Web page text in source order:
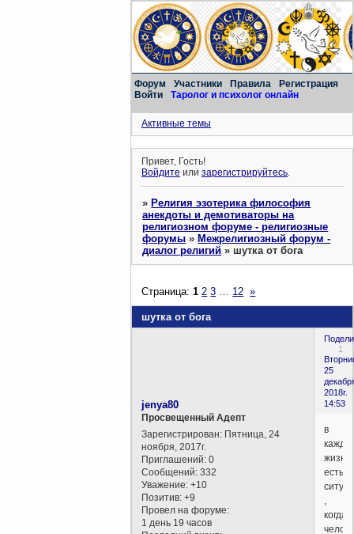
Форум Участники Правила
Регистрация
Войти
Таролог и психолог онлайн
Активные темы
Привет, Гость!
Войдите илизарегистрируйтесь.
»Религия эзотерика философия
анекдоты и демотиваторы на
религиозном форуме - религиозные
форумы »Межрелигиозный форум -
диалог религий » шутка от бога
шутка от бога
Страница:1 2 3 12 »
1
25
2018г.
14:53
jenya80
Просвещенный Адепт
Зарегистрирован: Пятница, 24
ноября, 2017г.
Приглашений: 0
Сообщений: 332
Уважение: +10
Позитив: +9
Провел на форуме:
1 день 19 часов
в
жизни
есть
,
когда